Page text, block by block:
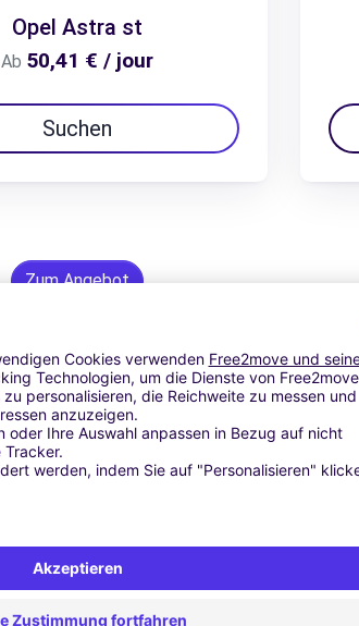
Opel Astra st
Ab 50,41 € / jour
Suchen
Zum Angebot